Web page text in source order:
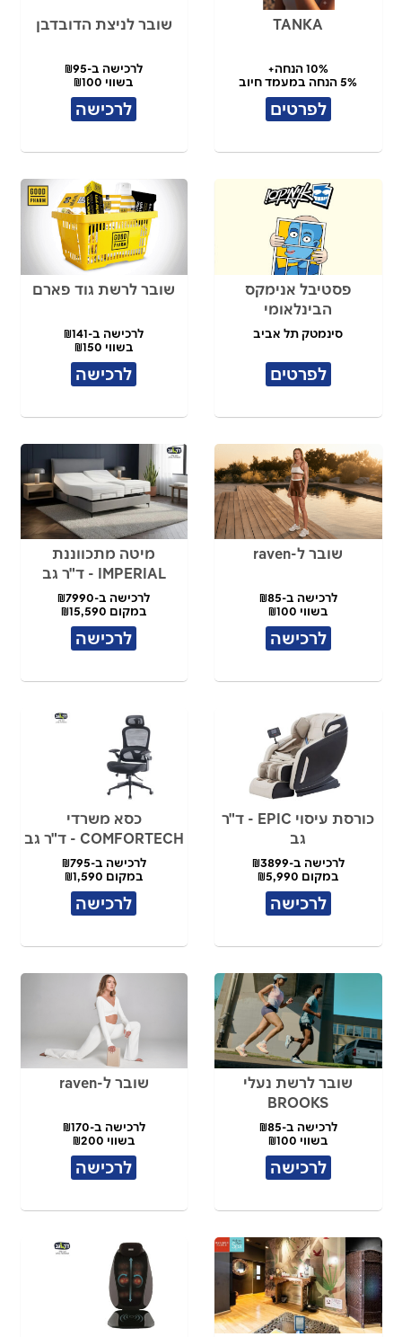
TANKA
10% הנחה+
5% הנחה במעמד חיוב
לפרטים
שובר לניצת הדובדבן
לרכישה ב-₪95
בשווי ₪100
לרכישה
פסטיבל אנימקס
הבינלאומי
סינמטק תל אביב
לפרטים
שובר לרשת גוד פארם
לרכישה ב-₪141
בשווי ₪150
לרכישה
שובר ל-raven
לרכישה ב-₪85
בשווי ₪100
לרכישה
מיטה מתכווננת
IMPERIAL - ד"ר גב
לרכישה ב-₪7990
במקום ₪15,590
לרכישה
כורסת עיסוי EPIC - ד"ר
גב
לרכישה ב-₪3899
במקום ₪5,990
לרכישה
כסא משרדי
COMFORTECH - ד"ר גב
לרכישה ב-₪795
במקום ₪1,590
לרכישה
שובר לרשת נעלי
BROOKS
לרכישה ב-₪85
בשווי ₪100
לרכישה
שובר ל-raven
לרכישה ב-₪170
בשווי ₪200
לרכישה